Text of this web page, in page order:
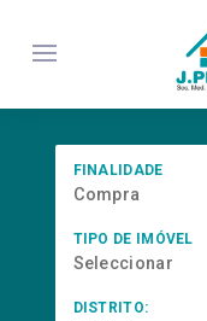
FINALIDADE
Compra
TIPO DE IMÓVEL
Seleccionar
DISTRITO: